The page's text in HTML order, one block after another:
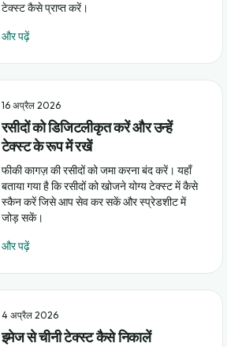
टेक्स्ट कैसे प्राप्त करें।
और पढ़ें
16 अप्रैल 2026
रसीदों को डिजिटलीकृत करें और उन्हें
टेक्स्ट के रूप में रखें
फीकी कागज़ की रसीदों को जमा करना बंद करें। यहाँ
बताया गया है कि रसीदों को खोजने योग्य टेक्स्ट में कैसे
स्कैन करें जिसे आप सेव कर सकें और स्प्रेडशीट में
जोड़ सकें।
और पढ़ें
4 अप्रैल 2026
इमेज से चीनी टेक्स्ट कैसे निकालें